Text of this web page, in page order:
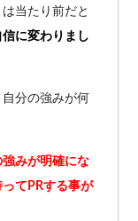
当たり前だと
に変わりまし
分の強みが何
みが明確にな
てPRする事が